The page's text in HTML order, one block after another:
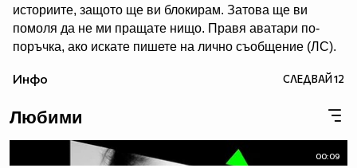
историите, защото ще ви блокирам. Затова ще ви
помоля да не ми пращате нищо. Правя аватари по-
поръчка, ако искате пишете на лично съобщение (ЛС).
каквото мога. Не участвам в конкурси. В сайта има
красиви профили. Също ,че се запознах с много добри
хора. Е СЕГА НЕЩО ЗА МЕН. Така обичам много,много
и много да правя аватари. Идоли - Селена Гомез и
Инфо СЛЕДВАЙ12
Любими
00:09